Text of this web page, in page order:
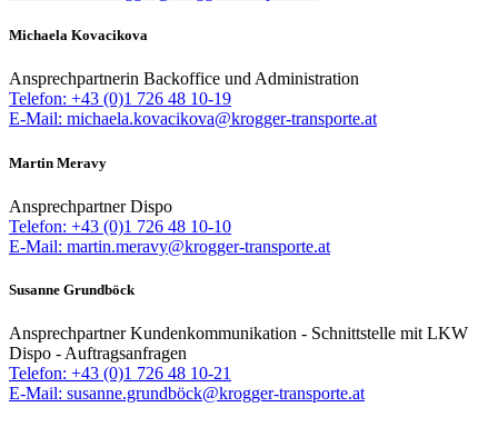
Michaela Kovacikova
Ansprechpartnerin Backoffice und Administration
Telefon: +43 (0)1 726 48 10-19
E-Mail: michaela.kovacikova@krogger-transporte.at
Martin Meravy
Ansprechpartner Dispo
Telefon: +43 (0)1 726 48 10-10
E-Mail: martin.meravy@krogger-transporte.at
Susanne Grundböck
Ansprechpartner Kundenkommunikation - Schnittstelle mit LKW
Dispo - Auftragsanfragen
Telefon: +43 (0)1 726 48 10-21
E-Mail: susanne.grundböck@krogger-transporte.at